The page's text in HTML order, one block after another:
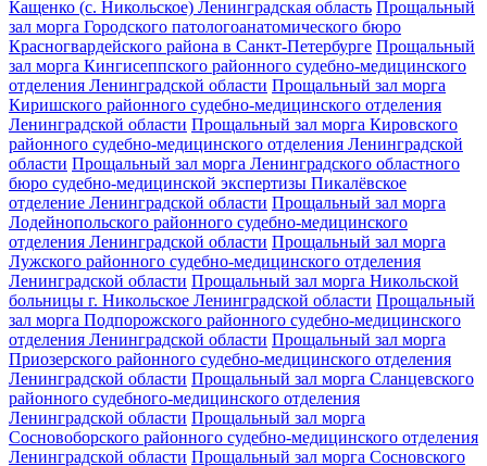
Кащенко (с. Никольское) Ленинградская область Прощальный
зал морга Городского патологоанатомического бюро
Красногвардейского района в Санкт-Петербурге Прощальный
зал морга Кингисеппского районного судебно-медицинского
отделения Ленинградской области Прощальный зал морга
Киришского районного судебно-медицинского отделения
Ленинградской области Прощальный зал морга Кировского
районного судебно-медицинского отделения Ленинградской
области Прощальный зал морга Ленинградского областного
бюро судебно-медицинской экспертизы Пикалёвское
отделение Ленинградской области Прощальный зал морга
Лодейнопольского районного судебно-медицинского
отделения Ленинградской области Прощальный зал морга
Лужского районного судебно-медицинского отделения
Ленинградской области Прощальный зал морга Никольской
больницы г. Никольское Ленинградской области Прощальный
зал морга Подпорожского районного судебно-медицинского
отделения Ленинградской области Прощальный зал морга
Приозерского районного судебно-медицинского отделения
Ленинградской области Прощальный зал морга Сланцевского
районного судебного-медицинского отделения
Ленинградской области Прощальный зал морга
Сосновоборского районного судебно-медицинского отделения
Ленинградской области Прощальный зал морга Сосновского